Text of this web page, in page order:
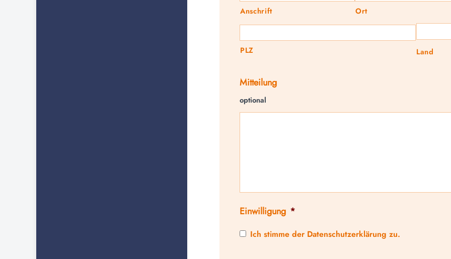
Anschrift Ort
PLZ Land
Mitteilung
optional
Einwilligung *
Ich stimme der Datenschutzerklärung zu.